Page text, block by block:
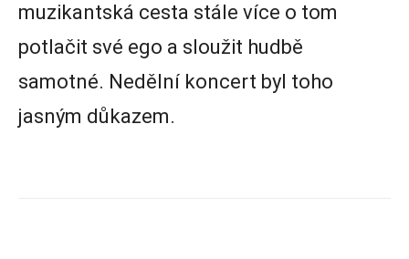
muzikantská cesta stále více o tom
potlačit své ego a sloužit hudbě
samotné. Nedělní koncert byl toho
jasným důkazem.